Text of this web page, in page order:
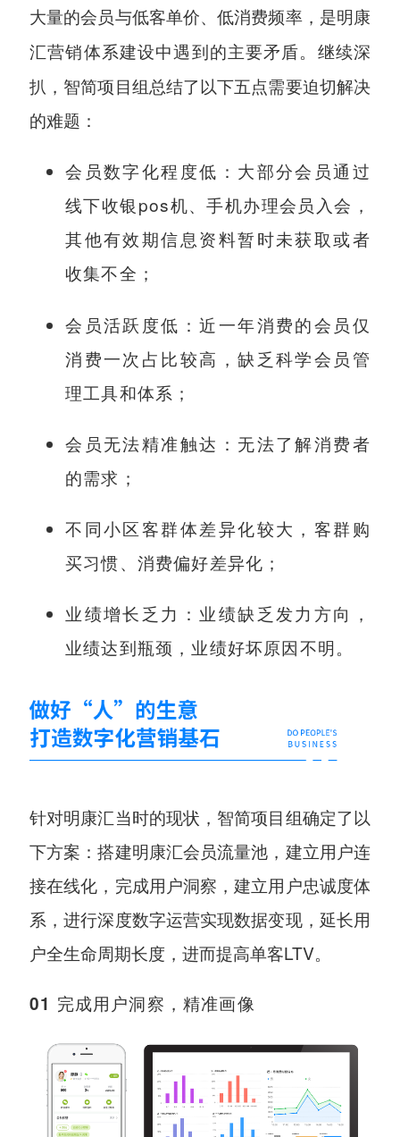
大量的会员与低客单价、低消费频率，是明康
汇营销体系建设中遇到的主要矛盾。 继续深
扒，智简项目组总结了以下五点需要迫切解决
的难题：
会员数字化程度低：大部分会员通过
线下收银pos机、手机办理会员入会，
其他有效期信息资料暂时未获取或者
收集不全；
会员活跃度低：近一年消费的会员仅
消费一次占比较高，缺乏科学会员管
理工具和体系；
会员无法精准触达：无法了解消费者
的需求；
不同小区客群体差异化较大，客群购
买习惯、消费偏好差异化；
业绩增长乏力：业绩缺乏发力方向，
业绩达到瓶颈，业绩好坏原因不明。
针对明康汇当时的现状，智简项目组确定了以
下方案：搭建明康汇会员流量池，建立用户连
接在线化，完成用户洞察，建立用户忠诚度体
系，进行深度数字运营实现数据变现，延长用
户全生命周期长度，进而提高单客LTV。
01 完成用户洞察，精准画像